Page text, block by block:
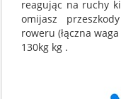
reagując na ruchy
omijasz
roweru (łączna
130kg kg .